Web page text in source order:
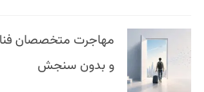
مهاجرت متخصصان
و بدون سنجش